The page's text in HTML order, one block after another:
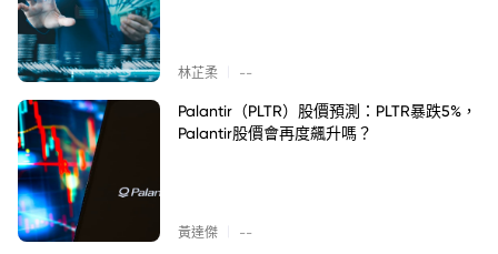
林芷柔 --
Palantir（PLTR）股價預測：PLTR暴跌5%，
Palantir股價會再度飆升嗎？
黃達傑 --